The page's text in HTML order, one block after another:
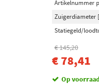
Artikelnummer
Zuigerdiameter
Statiegeld/
€ 145,20
€ 78,41
Op